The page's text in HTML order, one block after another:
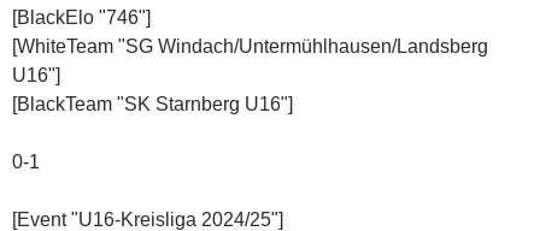
[BlackElo "746"]
[WhiteTeam "SG Windach/Untermühlhausen/Landsberg
U16"]
[BlackTeam "SK Starnberg U16"]
0-1
[Event "U16-Kreisliga 2024/25"]